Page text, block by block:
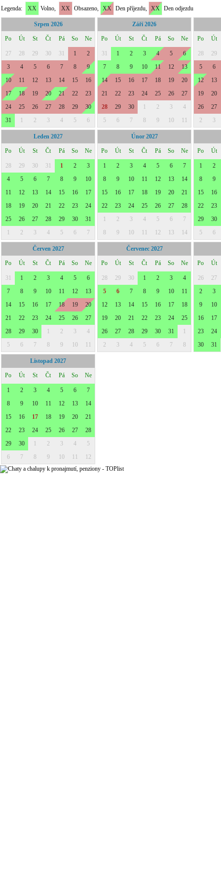
Legenda: XX Volno, XX Obsazeno, XX Den příjezdu, XX Den odjezdu
Srpen 2026
Po Út St Čt Pá So Ne
27 28 29 30 31 1
2
3
4 5 6 7 8
9
10
11 12 13 14 15
16
17
18 19 20 21 22
23
24
25 26 27 28 29
30
31
1 2 3 4 5 6
Září 2026
Po Út St Čt Pá So Ne
31 1 2 3 4 5
6
7
8 9 10 11 12
13
14
15 16 17 18 19
20
21
22 23 24 25 26
27
28
29 30 1 2 3
4
5
6 7 8 9 10 11
Po Út
28
29
5
6
12
13
19
20
26
27
2
3
Leden 2027
Po Út St Čt Pá So Ne
28 29 30 31 1 2
3
4
5 6 7 8 9
10
11
12 13 14 15 16
17
18
19 20 21 22 23
24
25
26 27 28 29 30
31
1
2 3 4 5 6 7
Únor 2027
Po Út St Čt Pá So Ne
1 2 3 4 5 6
7
8
9 10 11 12 13
14
15
16 17 18 19 20
21
22
23 24 25 26 27
28
1
2 3 4 5 6
7
8
9 10 11 12 13 14
Po Út
1
2
8
9
15
16
22
23
29
30
5
6
Červen 2027
Po Út St Čt Pá So Ne
31 1 2 3 4 5
6
7
8 9 10 11 12
13
14
15 16 17 18 19
20
21
22 23 24 25 26
27
28
29 30 1 2 3
4
5
6 7 8 9 10 11
Červenec 2027
Po Út St Čt Pá So Ne
28 29 30 1 2 3
4
5
6 7 8 9 10
11
12
13 14 15 16 17
18
19
20 21 22 23 24
25
26
27 28 29 30 31
1
2
3 4 5 6 7 8
Po Út
26
27
2
3
9
10
16
17
23
24
30
31
Listopad 2027
Po Út St Čt Pá So Ne
1 2 3 4 5 6
7
8
9 10 11 12 13
14
15
16 17 18 19 20
21
22
23 24 25 26 27
28
29
30 1 2 3 4
5
6
7 8 9 10 11 12